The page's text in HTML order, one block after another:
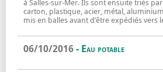
à Salles-sur-Mer. Ils sont ensuite triés
carton, plastique, acier, métal,
mis en balles avant d’être expédiés vers
06/10/2016- Eau potable